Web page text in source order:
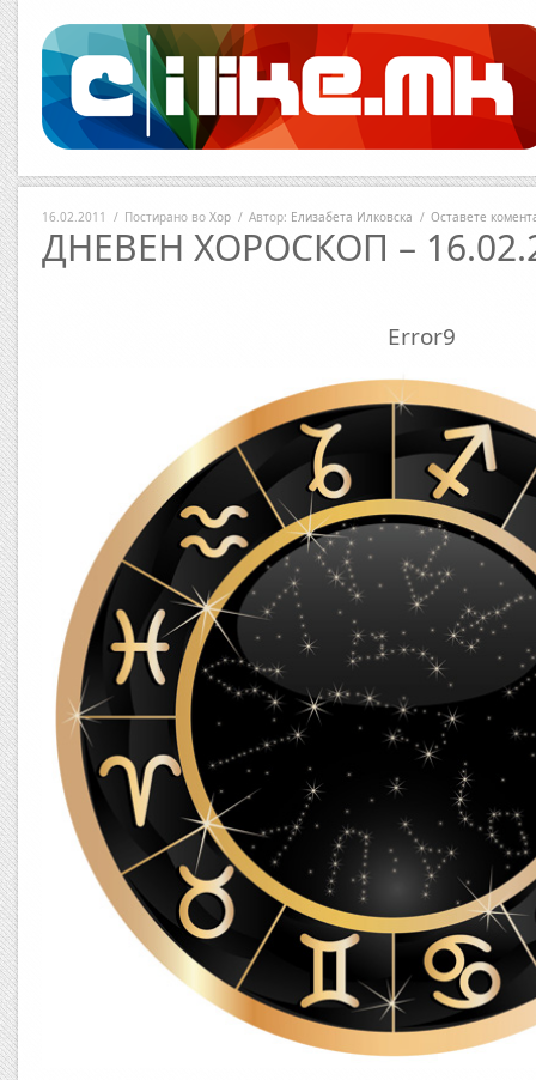
16.02.2011 / Постирано во Хор / Автор: Елизабета Илковска / Оставете
ДНЕВЕН ХОРОСКОП –
Error9